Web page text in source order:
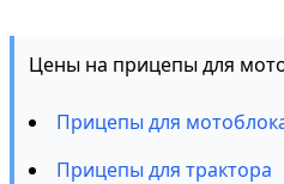
Цены на прицепы для
Прицепы для
Прицепы для трактора